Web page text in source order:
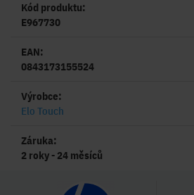
Kód produktu:
E967730
EAN:
0843173155524
Výrobce:
Elo Touch
Záruka:
2 roky - 24 měsíců